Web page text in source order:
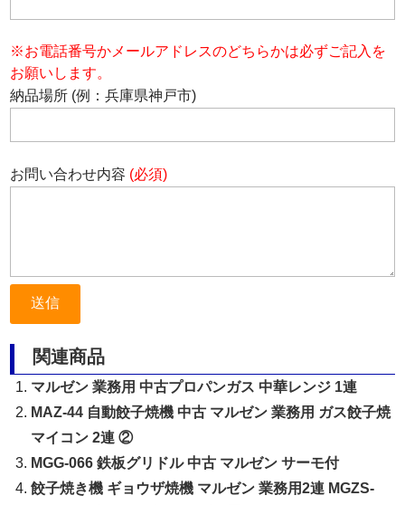
※お電話番号かメールアドレスのどちらかは必ずご記入を
お願いします。
納品場所 (例：兵庫県神戸市)
お問い合わせ内容 (必須)
関連商品
マルゼン 業務用 中古プロパンガス 中華レンジ 1連
MAZ-44 自動餃子焼機 中古 マルゼン 業務用 ガス餃子焼
マイコン 2連 ②
MGG-066 鉄板グリドル 中古 マルゼン サーモ付
餃子焼き機 ギョウザ焼機 マルゼン 業務用2連 MGZS-